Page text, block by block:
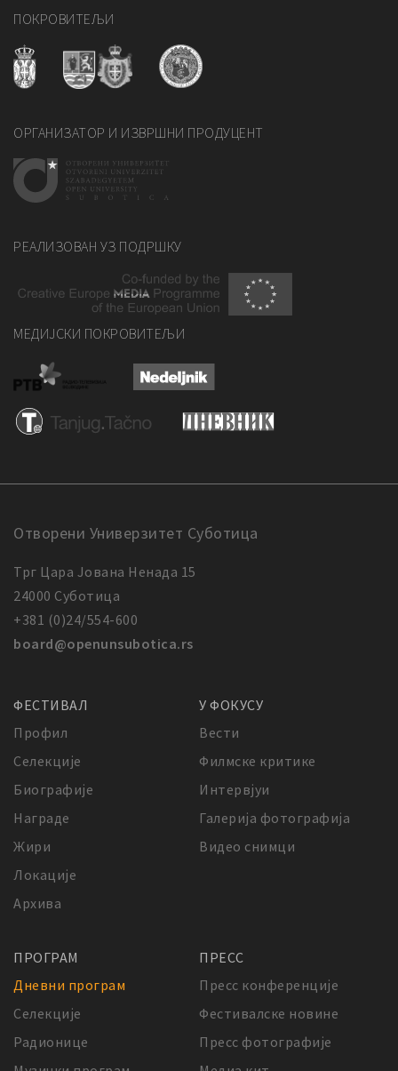
ПОКРОВИТЕЉИ
ОРГАНИЗАТОР И ИЗВРШНИ ПРОДУЦЕНТ
РЕАЛИЗОВАН УЗ ПОДРШКУ
МЕДИЈСКИ ПОКРОВИТЕЉИ
Отворени Универзитет Суботица
Трг Цара Јована Ненада 15
24000 Суботица
+381 (0)24/554-600
board@openunsubotica.rs
ФЕСТИВАЛ
Профил
Селекције
Биографије
Награде
Жири
Локације
Архива
У ФОКУСУ
Вести
Филмске критике
Интервјуи
Галерија фотографија
Видео снимци
ПРОГРАМ
Дневни програм
Селекције
Радионице
ПРЕСС
Пресс конференције
Фестивалске новине
Пресс фотографије